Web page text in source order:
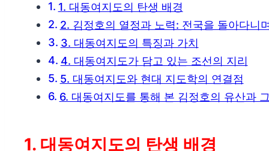
1. 대동여지도의 탄생 배경
2. 김정호의 열정과 노력: 전국을 돌아다니
3. 대동여지도의 특징과 가치
4. 대동여지도가 담고 있는 조선의 지리
5. 대동여지도와 현대 지도학의 연결점
6. 대동여지도를 통해 본 김정호의 유산과
1. 대동여지도의 탄생 배경